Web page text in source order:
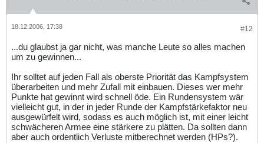
#12
18.12.2006, 17:38
...du glaubst ja gar nicht, was manche Leute so alles machen
um zu gewinnen...
Ihr solltet auf jeden Fall als oberste Priorität das Kampfsystem
überarbeiten und mehr Zufall mit einbauen. Dieses wer mehr
Punkte hat gewinnt wird schnell öde. Ein Rundensystem wär
vielleicht gut, in der in jeder Runde der Kampfstärkefaktor neu
ausgewürfelt wird, sodass es auch möglich ist, mit einer leicht
schwächeren Armee eine stärkere zu plätten. Da sollten dann
aber auch ordentlich Verluste mitberechnet werden (HPs?).